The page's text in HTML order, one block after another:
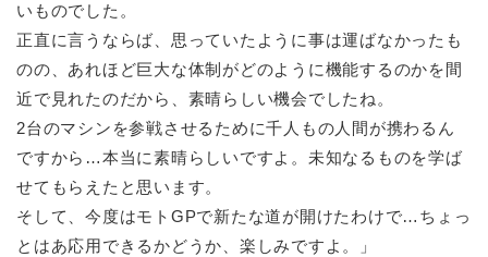
いものでした。
正直に言うならば、思っていたように事は運ばなかったも
のの、あれほど巨大な体制がどのように機能するのかを間
近で見れたのだから、素晴らしい機会でしたね。
2台のマシンを参戦させるために千人もの人間が携わるん
ですから…本当に素晴らしいですよ。未知なるものを学ば
せてもらえたと思います。
そして、今度はモトGPで新たな道が開けたわけで…ちょっ
とはあ応用できるかどうか、楽しみですよ。」